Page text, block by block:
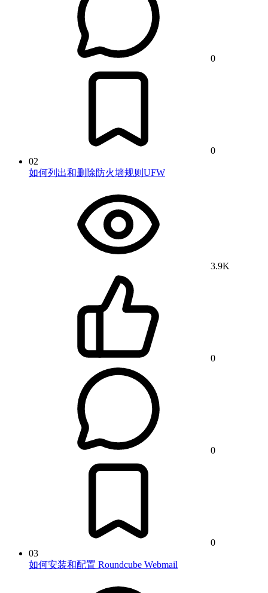
0
0
02
如何列出和删除防火墙规则UFW
3.9K
0
0
0
03
如何安装和配置 Roundcube Webmail